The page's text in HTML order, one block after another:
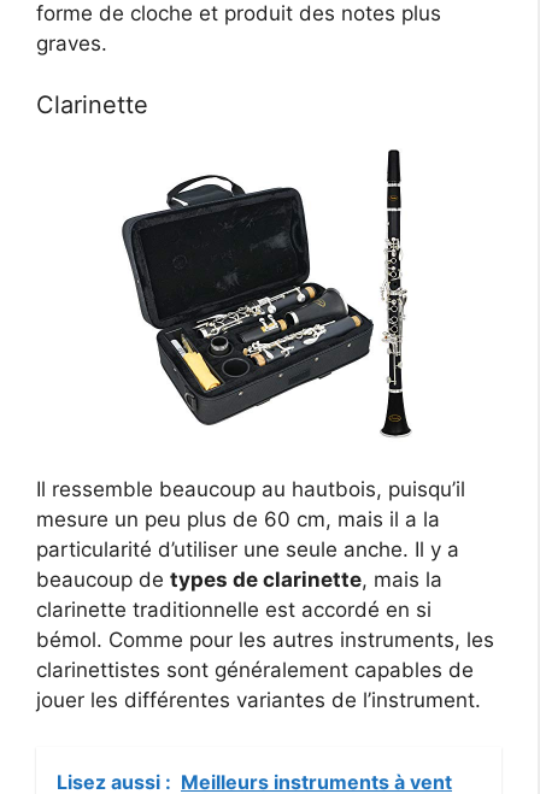
forme de cloche et produit des notes plus
graves.
Clarinette
Il ressemble beaucoup au hautbois, puisqu’il
mesure un peu plus de 60 cm, mais il a la
particularité d’utiliser une seule anche. Il y a
beaucoup de types de clarinette, mais la
clarinette traditionnelle est accordé en si
bémol. Comme pour les autres instruments, les
clarinettistes sont généralement capables de
jouer les différentes variantes de l’instrument.
Lisez aussi : Meilleurs instruments à vent